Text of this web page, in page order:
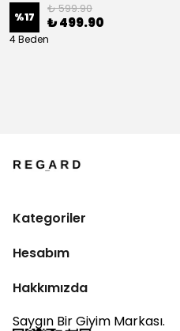
%17
₺ 599.90
₺ 499.90
4 Beden
Kategoriler
Hesabım
Hakkımızda
Saygın Bir Giyim Markası.